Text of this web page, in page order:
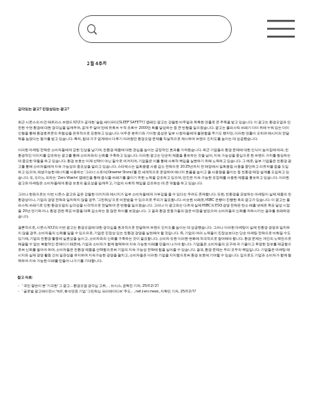
2월 4주차
감각있는 광고? 진정성있는 광고?
최근 시몬스의 비건 매트리스 브랜드 N32가 공개한 '슬립 세이프티(SLEEP SAFETY)' 캠페인 광고는 강렬한 비주얼과 독특한 연출로 큰 주목을 받고 있습니다. 이 광고는 환경오염과 안
전한 수면 환경에 대한 경각심을 일깨우며, 공개 두 달여 만에 유튜브 누적 조회수 2000만 회를 달성하는 등 큰 반향을 일으켰습니다. 광고는 플라스틱 쓰레기 더미 위에 누워 있는 더미
인형을 통해 환경호르몬의 위험성을 은유적으로 표현하고 있습니다. 어두운 분위기와 기이한 음성은 일부 시청자들에게 불편함을 주기도 했지만, 이러한 연출이 오히려 메시지의 전달
력을 높였다는 평가를 받고 있습니다. 특히, 침대 가구 업계에서 다루기 어려웠던 환경오염 문제를 직설적으로 제시하며 브랜드 인지도를 높이는 데 성공했습니다.
이러한 마케팅 전략은 소비자들에게 강한 인상을 남기며, 친환경 제품에 대한 관심을 높이는 긍정적인 효과를 가져왔습니다. 최근 기업들의 환경 문제에 대한 인식이 높아짐에 따라, 친
환경적인 이미지를 강조하는 광고를 통해 소비자와의 신뢰를 구축하고 있습니다. 이러한 광고는 단순히 제품을 홍보하는 것을 넘어, 지속 가능성을 중심으로 한 브랜드 가치를 형성하는
데 중요한 역할을 하고 있습니다. 환경 보호는 이제 선택이 아닌 필수로 여겨지며, 기업들은 이를 통해 사회적 책임을 실현하기 위해 노력하고 있습니다. 그 예로, 일부 기업들은 친환경 광
고를 통해 소비자들에게 지속 가능성의 중요성을 알리고 있습니다. 스타벅스는 일회용품 사용 감소 전략으로 2025년까지 전 매장에서 일회용컵 사용을 중단하고 리유저블 컵을 도입
하고 있으며, 재생가능한 에너지를 사용하는 ‘그리너 스토어(Greener Store)’를 전 세계적으로 운영하며 에너지 효율을 높이고 물 사용량을 줄이는 등 친환경 매장 설계를 도입하고 있
습니다. 또, 도미노 피자는 'Zero Waste' 캠페인을 통해 음식물 쓰레기를 줄이기 위한 노력을 강조하고 있으며, 던킨은 지속 가능한 포장재를 사용한 제품을 홍보하고 있습니다. 이러한
광고와 마케팅은 소비자들에게 환경 보호의 필요성을 일깨우고, 기업의 사회적 책임을 강조하는 데 큰 역할을 하고 있습니다.
그러나 한편으로는 이번 시몬스 광고와 같은 강렬한 이미지와 메시지가 일부 소비자들에게 거부감을 줄 수 있다는 우려도 존재합니다. 또한, 친환경을 표방하는 마케팅이 실제 제품의 친
환경성이나, 기업의 경영 전략과 일치하지 않을 경우, '그린워싱'으로 비판받을 수 있으므로 주의가 필요합니다. 비슷한 사례로, HSBC 은행이 진행한 옥외 광고가 있습니다. 이 광고는 플
라스틱 쓰레기로 인한 환경오염의 심각성을 시각적으로 전달하여 큰 반향을 일으켰습니다. 그러나 이 광고와는 다르게 실제 HSBC의 ESG 경영 전략은 탄소 배출 넷제로 목표 달성 시점
을 20년 연기하거나, 환경 관련 목표 비중을 대폭 감소하는 등 많은 차이를 보였습니다. 그 결과 환경 운동가들의 많은 비판을 받았으며 소비자들의 신뢰를 저하시키는 결과를 초래하였
습니다.
결론적으로, 시몬스 N32의 이번 광고는 환경오염에 대한 경각심을 효과적으로 전달하며 브랜드 인지도를 높이는 데 성공했습니다. 그러나 이러한 마케팅이 실제 친환경 경영과 일치하
지 않을 경우, 소비자들의 신뢰를 잃을 수 있으므로, 기업은 진정성 있는 친환경 경영을 실천해야 할 것입니다. 즉, 기업의 여러 노력들이 진정성보다는 단순 마케팅 전략으로 비춰질 수도
있기에, 기업의 친환경 활동에 실효성을 높이고, 소비자와의 신뢰를 구축하는 것이 필요합니다. 소비자 또한 이러한 변화에 적극적으로 참여해야 합니다. 환경 문제는 개인의 노력만으로
해결될 수 없는 복합적인 문제이기 때문에, 기업과 소비자가 함께 협력하여 지속 가능한 미래를 만들어 나가야 합니다. 기업들은 소비자들의 요구에 귀 기울이고 투명한 정보를 제공함으
로써 신뢰를 쌓아야 하며, 소비자들은 친환경 제품을 선택함으로써 기업의 지속 가능성 전략에 힘을 실어줄 수 있습니다. 결국, 환경 문제는 우리 모두의 책임입니다. 기업들은 마케팅 메
시지와 실제 경영 활동 간의 일관성을 유지하며 지속가능한 경영을 펼치고, 소비자들은 이러한 기업을 지지함으로써 환경 보호에 기여할 수 있습니다. 앞으로도 기업과 소비자가 함께 협
력하여 지속 가능한 미래를 만들어 나가기를 기대합니다.
참고 자료:
- 「국민 절반이 본 '기괴한' 그 광고…환경오염 경각심 고취」, 뉴시스, 권혁진 기자, 25/02/21
- 「글로벌 광고에이전시 ‘빅6’, 화석연료 기업 ‘그린워싱 크리에이티브’ 주도」, netzero news, 지혁민 기자, 25/02/17